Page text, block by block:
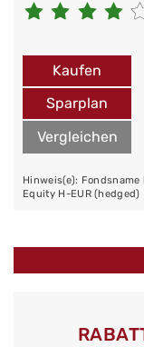
Kaufen
Sparplan
Vergleichen
Hinweis(e):
Equity H-EUR (hedged)